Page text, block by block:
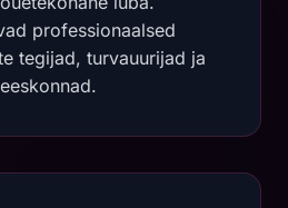
professionaalsed
tegijad, turvauurijad ja